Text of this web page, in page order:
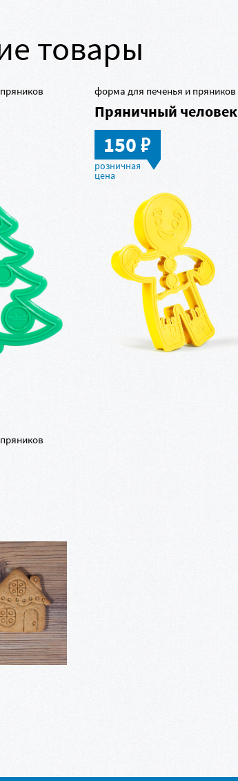
товары
форма для печенья и пряников
Пряничный человек
150в